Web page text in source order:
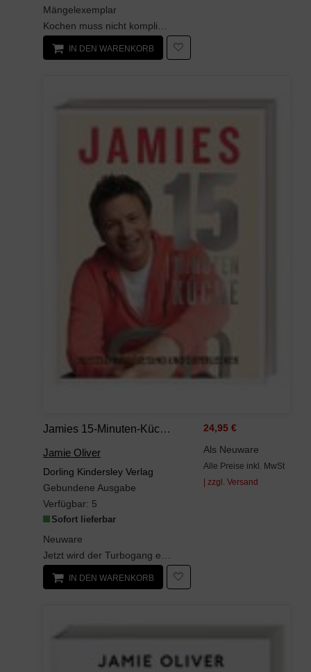
Mängelexemplar
IN DEN WARENKORB
Jamies 15-Minuten-Küche: Blitzschnell, Gesund Und Superlecker
Jamie Oliver
Dorling Kindersley Verlag
Gebundene Ausgabe
Verfügbar: 5
Sofort lieferbar
Neuware
24,95 €
Als Neuware
Alle Preise inkl. MwSt
| zzgl. Versand
IN DEN WARENKORB